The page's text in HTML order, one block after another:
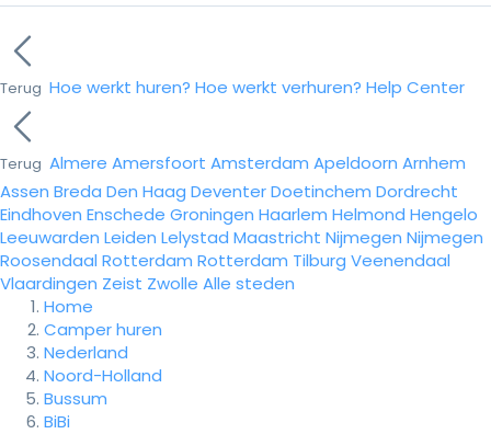
Terug Hoe werkt huren? Hoe werkt verhuren? Help Center
Terug Almere Amersfoort Amsterdam Apeldoorn Arnhem
Assen Breda Den Haag DeventerDoetinchem Dordrecht
Eindhoven Enschede Groningen Haarlem Helmond Hengelo
Leeuwarden Leiden Lelystad Maastricht Nijmegen Nijmegen
Roosendaal Rotterdam Rotterdam Tilburg Veenendaal
Vlaardingen Zeist Zwolle Alle steden
Home
Camper huren
Nederland
Noord-Holland
Bussum
BiBi